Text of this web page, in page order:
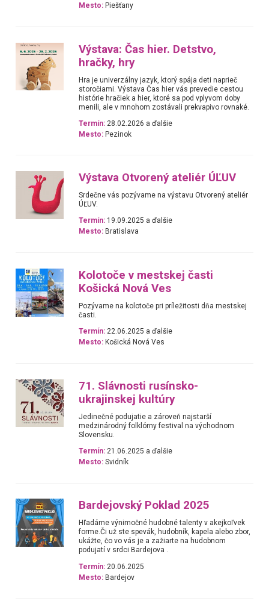
Mesto: Piešťany
Výstava: Čas hier. Detstvo,
hračky, hry
Hra je univerzálny jazyk, ktorý spája deti naprieč
storočiami. Výstava Čas hier vás prevedie cestou
histórie hračiek a hier, ktoré sa pod vplyvom doby
menili, ale v mnohom zostávali prekvapivo rovnaké.
Termín: 28.02.2026 a ďalšie
Mesto: Pezinok
Výstava Otvorený ateliér ÚĽUV
Srdečne vás pozývame na výstavu Otvorený ateliér
ÚĽUV.
Termín: 19.09.2025 a ďalšie
Mesto: Bratislava
Kolotoče v mestskej časti
Košická Nová Ves
Pozývame na kolotoče pri príležitosti dňa mestskej
časti.
Termín: 22.06.2025 a ďalšie
Mesto: Košická Nová Ves
71. Slávnosti rusínsko-
ukrajinskej kultúry
Jedinečné podujatie a zároveň najstarší
medzinárodný folklórny festival na východnom
Slovensku.
Termín: 21.06.2025 a ďalšie
Mesto: Svidník
Bardejovský Poklad 2025
Hľadáme výnimočné hudobné talenty v akejkoľvek
forme.Či už ste spevák, hudobník, kapela alebo zbor,
ukážte, čo vo vás je a zažiarte na hudobnom
podujatí v srdci Bardejova .
Termín: 20.06.2025
Mesto: Bardejov